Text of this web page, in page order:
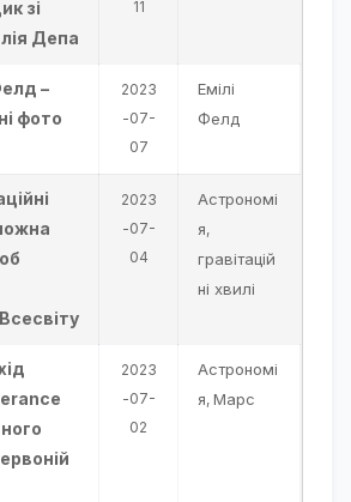
зі
Депа
11
–
фото
2023
-07-
07
Емілі
Фелд
2023
-07-
04
Астрономі
я,
гравітацій
ні хвилі
2023
-07-
02
Астрономі
я, Марс